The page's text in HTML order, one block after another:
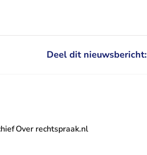
Deel dit nieuwsbericht:
Over rechtspraak.nl